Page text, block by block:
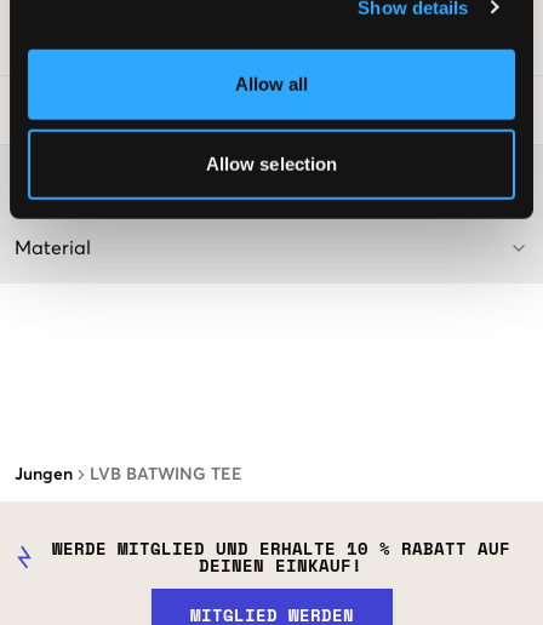
Show details
Allow all
Allow selection
Jungen LVB BATWING TEE
Material
WERDE MITGLIED UND ERHALTE 10 % RABATT AUF
DEINEN EINKAUF!
MITGLIED WERDEN